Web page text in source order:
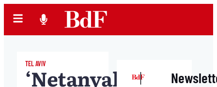
TEL AVIV
‘Netanyahu|